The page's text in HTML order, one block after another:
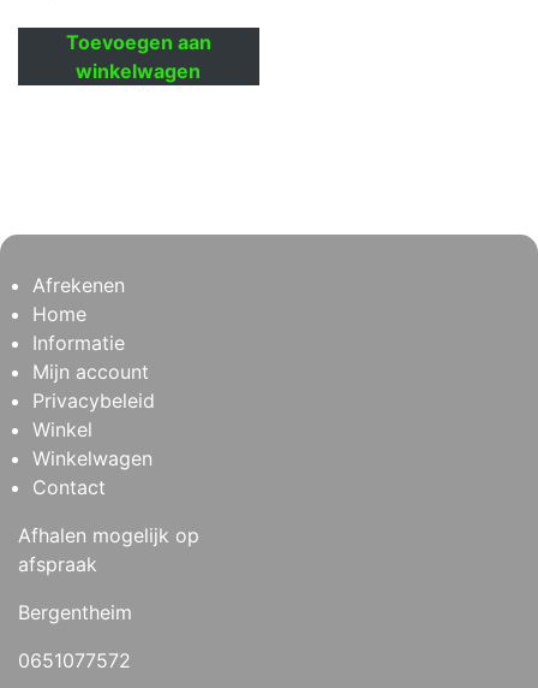
Toevoegen aan
winkelwagen
Afrekenen
Home
Informatie
Mijn account
Privacybeleid
Winkel
Winkelwagen
Contact
Afhalen mogelijk op
afspraak
Bergentheim
0651077572